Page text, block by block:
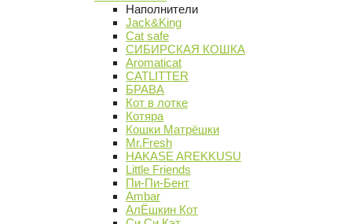
Наполнители
Jack&King
Cat safe
СИБИРСКАЯ КОШКА
Aromaticat
CATLITTER
БРАВА
Кот в лотке
Котяра
Кошки Матрёшки
Mr.Fresh
HAKASE AREKKUSU
Little Friends
Пи-Пи-Бент
Ambar
АлЁшкин Кот